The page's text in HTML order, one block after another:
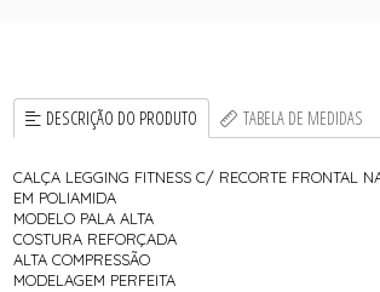
DESCRIÇÃO DO PRODUTO TABELA DE MEDIDAS
CALÇA LEGGING FITNESS C/ RECORTE FRONTAL
EM POLIAMIDA
MODELO PALA ALTA
COSTURA REFORÇADA
ALTA COMPRESSÃO
MODELAGEM PERFEITA